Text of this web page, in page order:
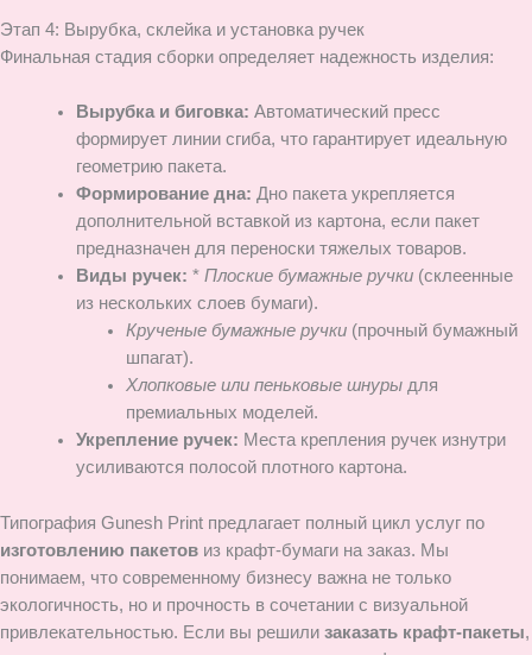
Этап 4: Вырубка, склейка и установка ручек
Финальная стадия сборки определяет надежность изделия:
Вырубка и биговка: Автоматический пресс
формирует линии сгиба, что гарантирует идеальную
геометрию пакета.
Формирование дна: Дно пакета укрепляется
дополнительной вставкой из картона, если пакет
предназначен для переноски тяжелых товаров.
Виды ручек: * Плоские бумажные ручки(склеенные
из нескольких слоев бумаги).
Крученые бумажные ручки(прочный бумажный
шпагат).
Хлопковые или пеньковые шнурыдля
премиальных моделей.
Укрепление ручек: Места крепления ручек изнутри
усиливаются полосой плотного картона.
Типография Gunesh Print предлагает полный цикл услуг по
изготовлению пакетов из крафт-бумаги на заказ. Мы
понимаем, что современному бизнесу важна не только
экологичность, но и прочность в сочетании с визуальной
привлекательностью. Если вы решили заказать крафт-пакеты,